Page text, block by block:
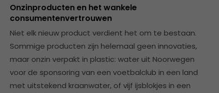
Onzinproducten en het wankele
consumentenvertrouwen
Niet elk nieuw product verdient het om te bestaan.
Sommige producten zijn helemaal geen innovaties,
maar onzin verpakt in plastic: water uit Noorwegen
voor de sponsoring van een voetbalclub in een land
met uitstekend kraanwater, of vijf ijsblokjes in een